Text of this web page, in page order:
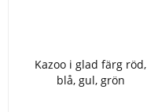
Kazoo i glad färg röd,
blå, gul, grön